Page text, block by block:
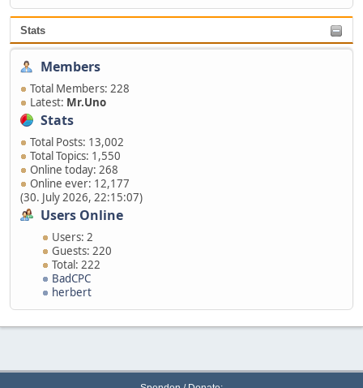
Stats
Members
Total Members: 228
Latest: Mr.Uno
Stats
Total Posts: 13,002
Total Topics: 1,550
Online today: 268
Online ever: 12,177
(30. July 2026, 22:15:07)
Users Online
Users: 2
Guests: 220
Total: 222
BadCPC
herbert